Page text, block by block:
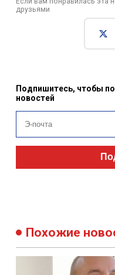
друзьями
Подпишитесь, чтобы
новостей
Похожие